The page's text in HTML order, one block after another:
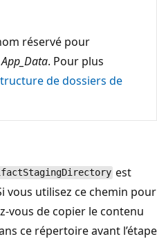
réservé pour
App_Data. Pour plus
de dossiers de
est
vous utilisez ce chemin pour
vous de copier le contenu
ce répertoire avant l’étape